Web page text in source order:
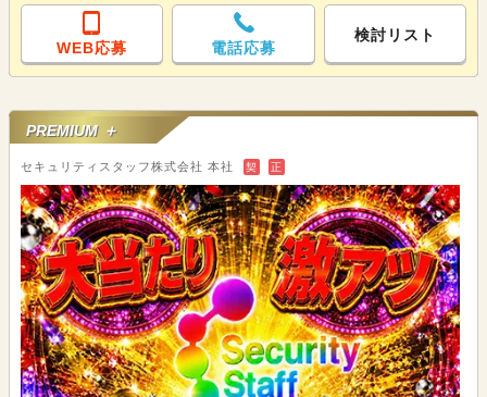
WEB応募 電話応募
検討リスト
PREMIUM ＋
セキュリティスタッフ株式会社 本社 契 正